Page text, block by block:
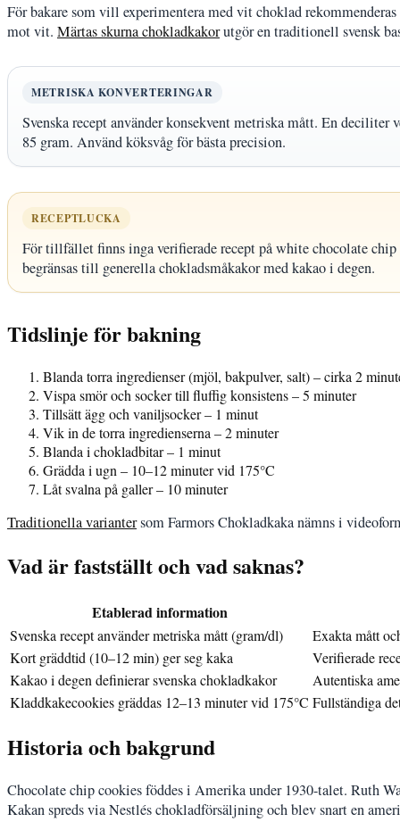
För bakare som vill experimentera med vit choklad
mot vit. Märtas skurna chokladkakorutgör en traditionell svensk
METRISKA KONVERTERINGAR
Svenska recept använder konsekvent metriska mått. En
85 gram. Använd köksvåg för bästa precision.
RECEPTLUCKA
För tillfället finns inga verifierade recept på white chocolate
begränsas till generella chokladsmåkakor med kakao i degen.
Tidslinje för bakning
Blanda torra ingredienser (mjöl, bakpulver, salt) – cirka 2
Vispa smör och socker till fluffig konsistens – 5 minuter
Tillsätt ägg och vaniljsocker – 1 minut
Vik in de torra ingredienserna – 2 minuter
Blanda i chokladbitar – 1 minut
Grädda i ugn – 10–12 minuter vid 175°C
Låt svalna på galler – 10 minuter
Traditionella variantersom Farmors Chokladkaka nämns i
Vad är fastställt och vad saknas?
Etablerad information
Svenska recept använder metriska mått (gram/dl)
Exakta mått
Kort gräddtid (10–12 min) ger seg kaka
Verifierade
Kakao i degen definierar svenska chokladkakor
Autentiska
Kladdkakecookies gräddas 12–13 minuter vid 175°C Fullständiga
Historia och bakgrund
Chocolate chip cookies föddes i Amerika under 1930-talet. Ruth
Kakan spreds via Nestlés chokladförsäljning och blev snart en